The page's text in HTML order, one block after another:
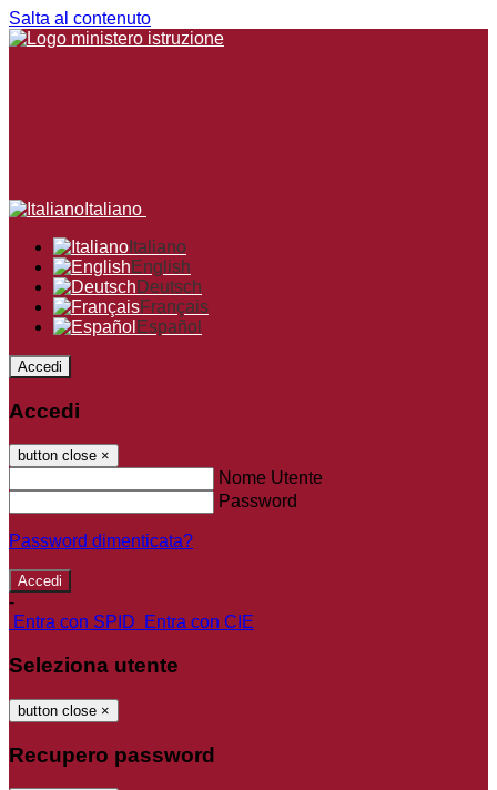
Salta al contenuto
Italiano
Italiano
English
Deutsch
Français
Español
Accedi
Accedi
button close ×
Nome Utente
Password
Password dimenticata?
-
Entra con SPID
Entra con CIE
Seleziona utente
button close ×
Recupero password